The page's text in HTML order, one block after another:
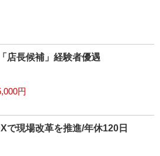
店長候補」経験者優遇
円
で現場改革を推進/年休120日